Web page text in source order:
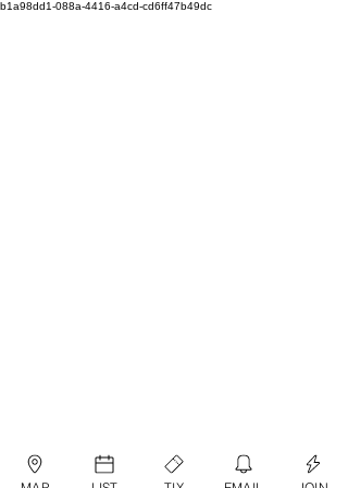
b1a98dd1-088a-4416-a4cd-cd6ff47b49dc